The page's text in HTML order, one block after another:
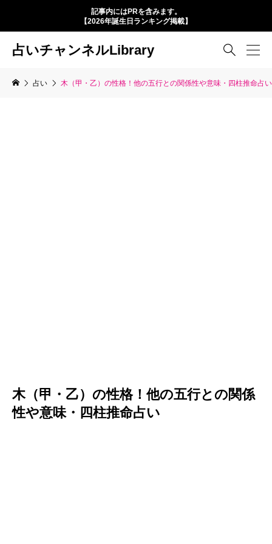
記事内にはPRを含みます。
【2026年誕生日ランキング掲載】
占いチャンネルLibrary 
占い 木（甲・乙）の性格！他の五行との関係性や意味・四柱推命占い
木（甲・乙）の性格！他の五行との関係
性や意味・四柱推命占い